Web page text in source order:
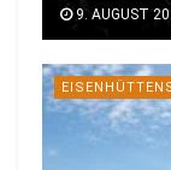
9. AUGUST